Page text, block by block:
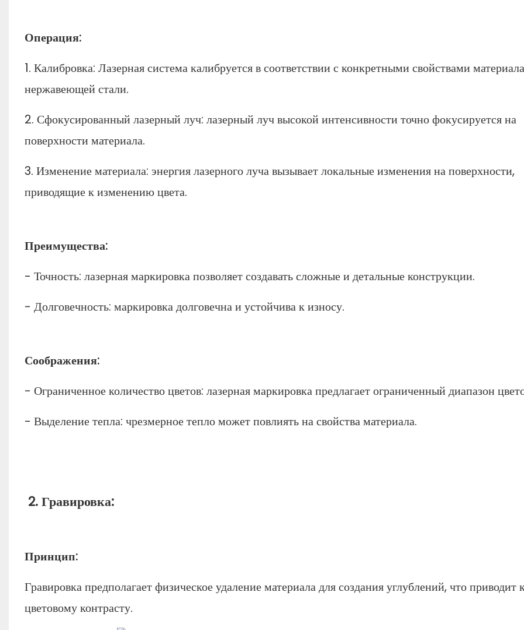
Операция:
1. Калибровка: Лазерная система калибруется в соответствии с конкретными свойствами материала
нержавеющей стали.
2. Сфокусированный лазерный луч: лазерный луч высокой интенсивности точно фокусируется на
поверхности материала.
3. Изменение материала: энергия лазерного луча вызывает локальные изменения на поверхности,
приводящие к изменению цвета.
Преимущества:
- Точность: лазерная маркировка позволяет создавать сложные и детальные конструкции.
- Долговечность: маркировка долговечна и устойчива к износу.
Соображения:
- Ограниченное количество цветов: лазерная маркировка предлагает ограниченный диапазон
- Выделение тепла: чрезмерное тепло может повлиять на свойства материала.
2. Гравировка:
Принцип:
Гравировка предполагает физическое удаление материала для создания углублений, что приводит
цветовому контрасту.